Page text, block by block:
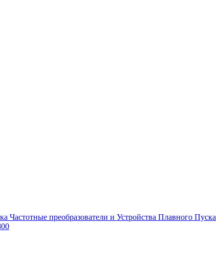
Частотные преобразователи и Устройства Плавного Пуска